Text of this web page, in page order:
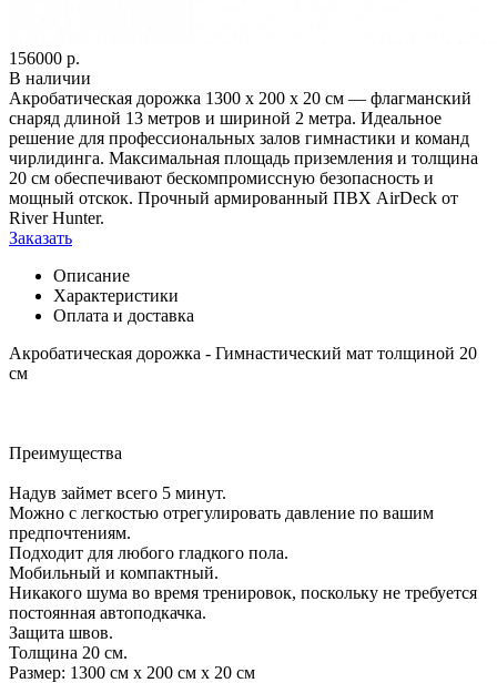
156000 р.
В наличии
Акробатическая дорожка 1300 x 200 x 20 см — флагманский
снаряд длиной 13 метров и шириной 2 метра. Идеальное
решение для профессиональных залов гимнастики и команд
чирлидинга. Максимальная площадь приземления и толщина
20 см обеспечивают бескомпромиссную безопасность и
мощный отскок. Прочный армированный ПВХ AirDeck от
River Hunter.
Заказать
Описание
Характеристики
Оплата и доставка
Акробатическая дорожка - Гимнастический мат толщиной 20
см
Преимущества
Надув займет всего 5 минут.
Можно с легкостью отрегулировать давление по вашим
предпочтениям.
Подходит для любого гладкого пола.
Мобильный и компактный.
Никакого шума во время тренировок, поскольку не требуется
постоянная автоподкачка.
Защита швов.
Толщина 20 см.
Размер: 1300 см x 200 см x 20 см